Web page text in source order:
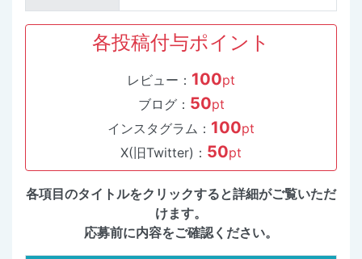
各投稿付与ポイント
レビュー： 100pt
ブログ： 50pt
インスタグラム： 100pt
X(旧Twitter)： 50pt
各項目のタイトルをクリックすると詳細がご覧いただ
けます。
応募前に内容をご確認ください。